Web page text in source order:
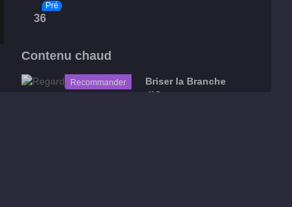
36
Pré
Contenu chaud
Recommander
Briser la Branche
d’Or